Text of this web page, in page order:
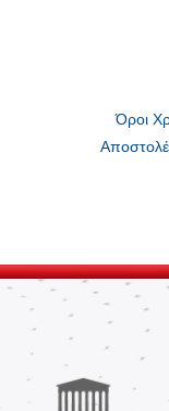
Όροι